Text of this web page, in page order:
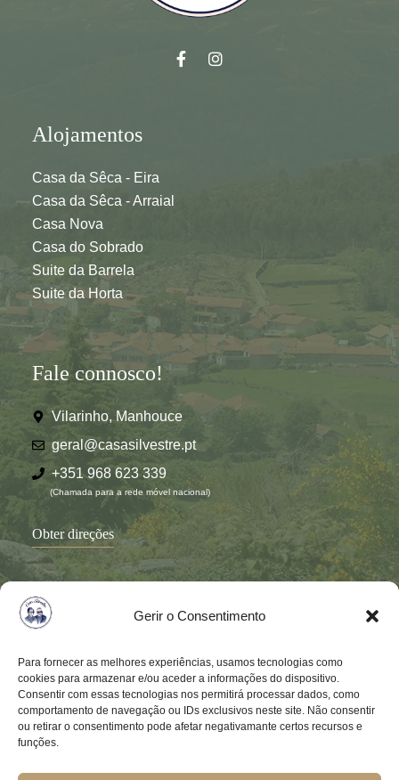
Gerir o Consentimento
Para fornecer as melhores experiências, usamos tecnologias como
cookies para armazenar e/ou aceder a informações do dispositivo.
Consentir com essas tecnologias nos permitirá processar dados, como
comportamento de navegação ou IDs exclusivos neste site. Não consentir
ou retirar o consentimento pode afetar negativamante certos recursos e
funções.
Alojamentos
Casa da Sêca - Eira
Casa da Sêca - Arraial
Casa Nova
Casa do Sobrado
Suite da Barrela
Suite da Horta
Fale connosco!
Vilarinho, Manhouce
geral@casasilvestre.pt
+351 968 623 339
(Chamada para a rede móvel nacional)
Obter direções